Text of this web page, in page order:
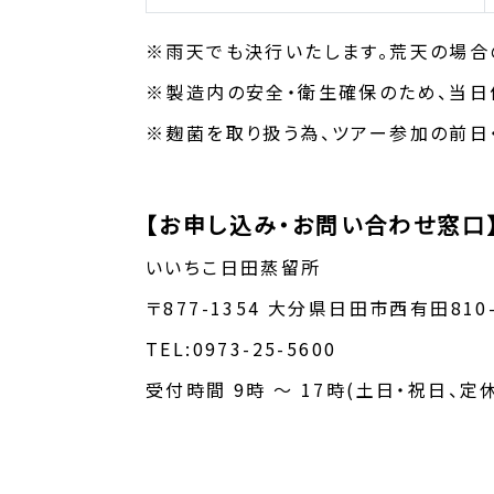
※雨天でも決行いたします。荒天の場
※製造内の安全・衛生確保のため、当日
※麹菌を取り扱う為、ツアー参加の前日
【お申し込み・お問い合わせ窓口
いいちこ日田蒸留所
〒877-1354 大分県日田市西有田
TEL:0973-25-5600
受付時間 9時 ～ 17時(土日・祝日、